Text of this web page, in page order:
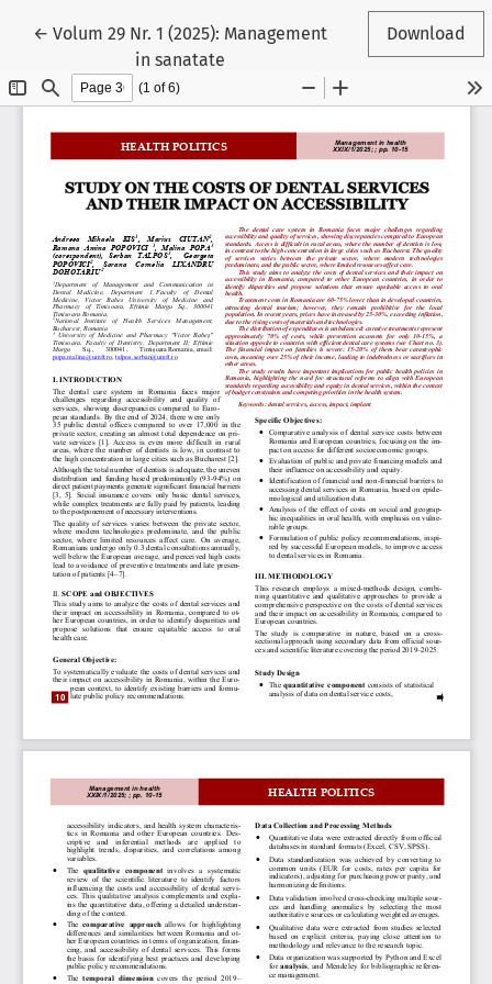
← Reveniți la detaliile articolului
Volum 29 Nr. 1 (2025): Management
in sanatate
Download